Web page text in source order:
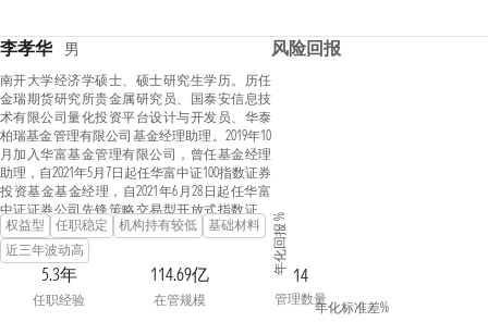
李孝华 男
南开大学经济学硕士、硕士研究生学历。历任
金瑞期货研究所贵金属研究员、国泰安信息技
术有限公司量化投资平台设计与开发员、华泰
柏瑞基金管理有限公司基金经理助理。2019年10
月加入华富基金管理有限公司，曾任基金经理
助理，自2021年5月7日起任华富中证100指数证券
投资基金基金经理，自2021年6月28日起任华富
中证证券公司先锋策略交易型开放式指数证券
投资基金基金经理，自2021年8月11日起任华富
中证稀有金属主题交易型开放式指数证券投资
基金基金经理，自2021年11月17日起任华富中小
企业100指数增强型证券投资基金基金经理，自
2022年9月5日起任华富灵活配置混合型证券投资
权益型 任职稳定 机构持有较低
基础材料
近三年波动高
5.3年
任职经验
114.69亿
在管规模
14
管理数量
风险回报
年化回报 %
年化标准差%